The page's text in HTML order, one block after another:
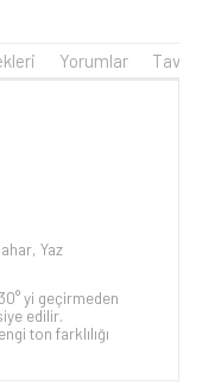
Yorumlar
Yaz
yi geçirmeden
edilir.
ton farklılığı